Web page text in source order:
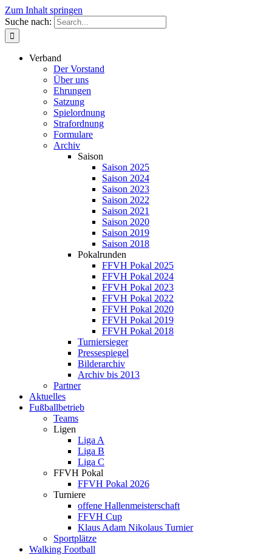
Zum Inhalt springen
Suche nach:
Verband
Der Vorstand
Über uns
Ehrungen
Satzung
Spielordnung
Strafordnung
Formulare
Archiv
Saison
Saison 2025
Saison 2024
Saison 2023
Saison 2022
Saison 2021
Saison 2020
Saison 2019
Saison 2018
Pokalrunden
FFVH Pokal 2025
FFVH Pokal 2024
FFVH Pokal 2023
FFVH Pokal 2022
FFVH Pokal 2020
FFVH Pokal 2019
FFVH Pokal 2018
Turniersieger
Pressespiegel
Bilderarchiv
Archiv bis 2013
Partner
Aktuelles
Fußballbetrieb
Teams
Ligen
Liga A
Liga B
Liga C
FFVH Pokal
FFVH Pokal 2026
Turniere
offene Hallenmeisterschaft
FFVH Cup
Klaus Adam Nikolaus Turnier
Sportplätze
Walking Football